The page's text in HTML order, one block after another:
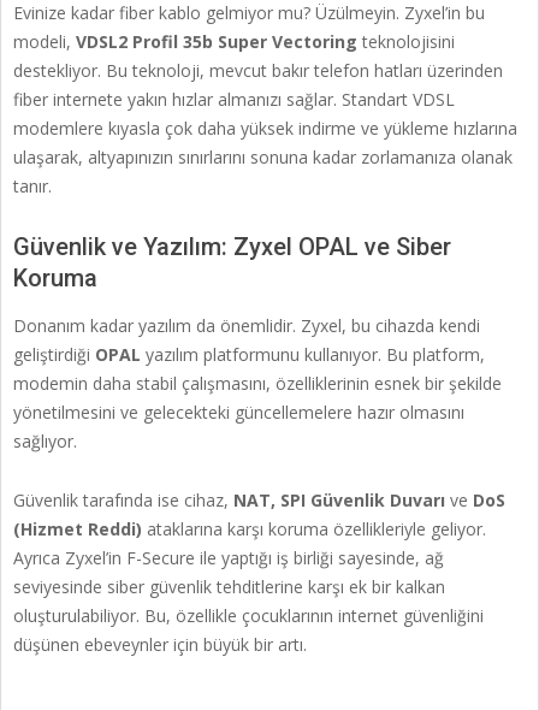
Evinize kadar fiber kablo gelmiyor mu? Üzülmeyin. Zyxel’in bu
modeli, VDSL2 Profil 35b Super Vectoring teknolojisini
destekliyor. Bu teknoloji, mevcut bakır telefon hatları üzerinden
fiber internete yakın hızlar almanızı sağlar. Standart VDSL
modemlere kıyasla çok daha yüksek indirme ve yükleme hızlarına
ulaşarak, altyapınızın sınırlarını sonuna kadar zorlamanıza olanak
tanır.
Güvenlik ve Yazılım: Zyxel OPAL ve Siber
Koruma
Donanım kadar yazılım da önemlidir. Zyxel, bu cihazda kendi
geliştirdiği OPAL yazılım platformunu kullanıyor. Bu platform,
modemin daha stabil çalışmasını, özelliklerinin esnek bir şekilde
yönetilmesini ve gelecekteki güncellemelere hazır olmasını
sağlıyor.
Güvenlik tarafında ise cihaz, NAT, SPI Güvenlik Duvarı ve DoS
(Hizmet Reddi) ataklarına karşı koruma özellikleriyle geliyor.
Ayrıca Zyxel’in F-Secure ile yaptığı iş birliği sayesinde, ağ
seviyesinde siber güvenlik tehditlerine karşı ek bir kalkan
oluşturulabiliyor. Bu, özellikle çocuklarının internet güvenliğini
düşünen ebeveynler için büyük bir artı.